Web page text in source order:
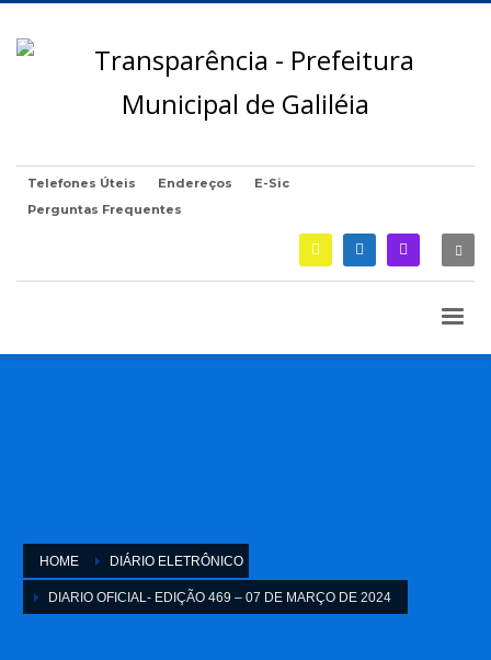
Telefones Úteis Endereços
E-Sic
Perguntas Frequentes
HOME DIÁRIO ELETRÔNICO
DIARIO OFICIAL- EDIÇÃO 469 – 07 DE MARÇO DE 2024